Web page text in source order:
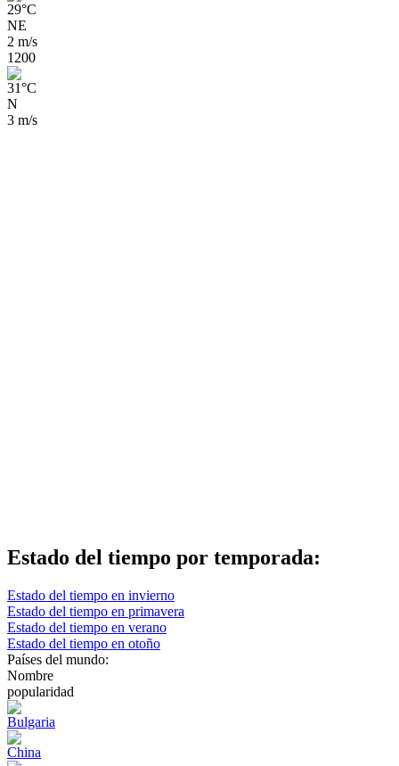
29°C
NE
2 m/s
1200
31°C
N
3 m/s
Estado del tiempo por temporada:
Estado del tiempo en invierno
Estado del tiempo en primavera
Estado del tiempo en verano
Estado del tiempo en otoño
Países del mundo:
Nombre
popularidad
Bulgaria
China